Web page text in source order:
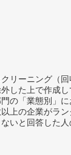
リーニング（回
した上で作成し
の「業態別」
上の企業がラン
いと回答した